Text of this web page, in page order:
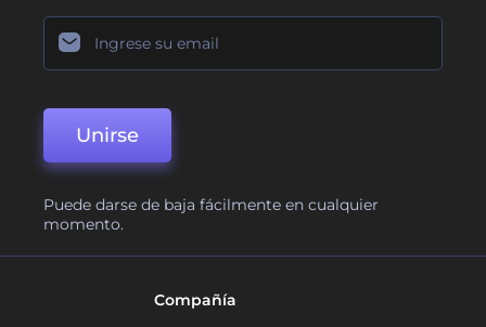
Unirse
Puede darse de baja fácilmente en cualquier
momento.
Compañía